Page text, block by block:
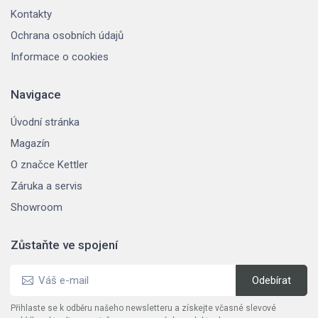
Kontakty
Ochrana osobních údajů
Informace o cookies
Navigace
Úvodní stránka
Magazín
O značce Kettler
Záruka a servis
Showroom
Zůstaňte ve spojení
Přihlaste se k odběru našeho newsletteru a získejte včasné slevové